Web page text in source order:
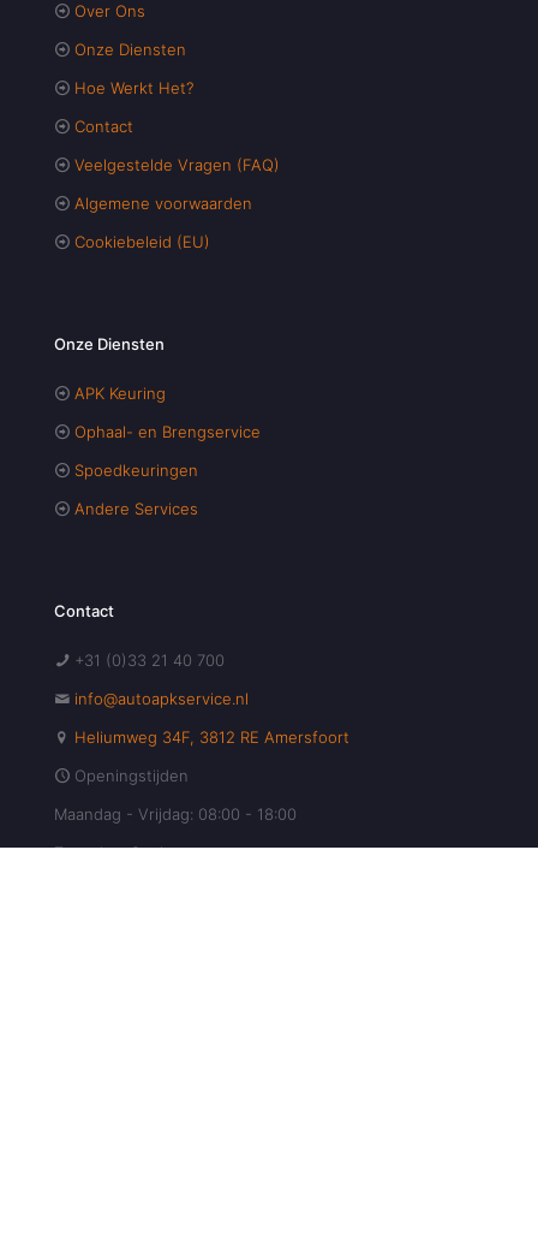
Over Ons
Onze Diensten
Hoe Werkt Het?
Contact
Veelgestelde Vragen (FAQ)
Algemene voorwaarden
Cookiebeleid (EU)
Onze Diensten
APK Keuring
Ophaal- en Brengservice
Spoedkeuringen
Andere Services
Contact
+31 (0)33 21 40 700
info@autoapkservice.nl
Heliumweg 34F, 3812 RE Amersfoort
Openingstijden
Maandag - Vrijdag: 08:00 - 18:00
Zaterdag: Gesloten